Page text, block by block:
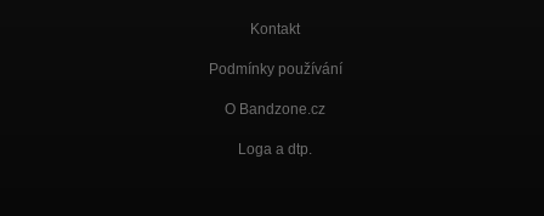
Kontakt
Podmínky používání
O Bandzone.cz
Loga a dtp.